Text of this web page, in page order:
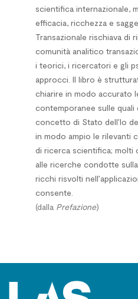
scientifica internazionale,
efficacia, ricchezza e
Transazionale rischiava di
comunità analitico
i teorici, i ricercatori e gli
approcci. Il libro è
chiarire in modo accurato
contemporanee sulle
concetto di Stato dell’Io
in modo ampio le rilevanti
di ricerca scientifica; molti
alle ricerche condotte
ricchi risvolti
consente.
(dalla Prefazione)